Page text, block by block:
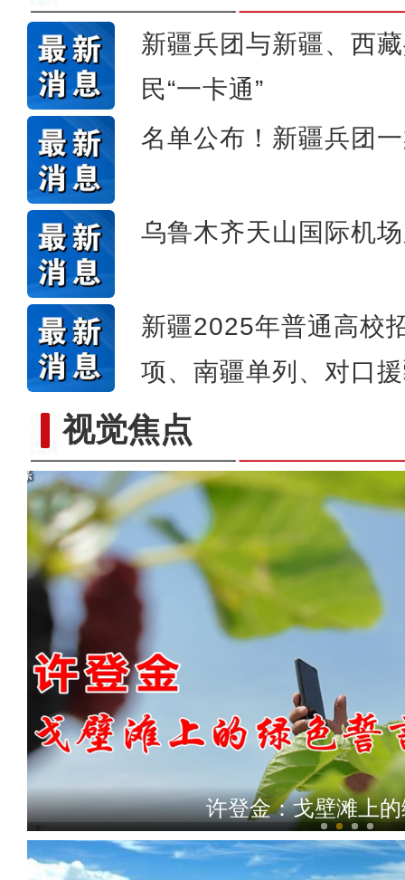
新疆兵团与新疆、西
民“一卡通”
名单公布！新疆兵团
乌鲁木齐天山国际机
新疆2025年普通高校
项、南疆单列、对口
视觉焦点
【与你为邻】西班牙机械师
许登金：戈壁滩上